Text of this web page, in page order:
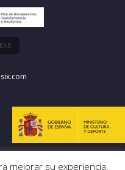
mejorar su experiencia.